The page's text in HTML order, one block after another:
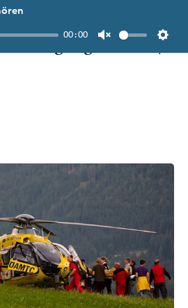
00:00
Unmute
durch Bergrettung
durch C7.